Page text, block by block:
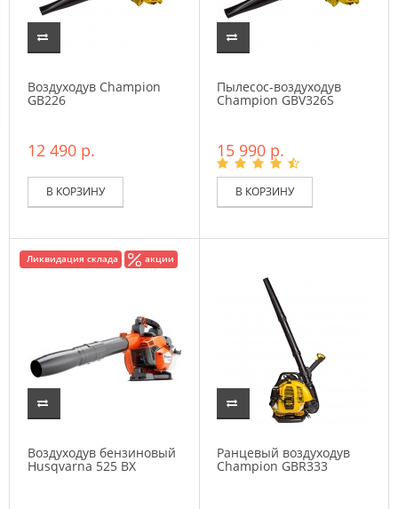
Воздуходув Champion
GB226
12 490 р.
В КОРЗИНУ
Пылесос-воздуходув
Champion GBV326S
15 990 р.
В КОРЗИНУ
Ликвидация склада акции
Воздуходув бензиновый
Husqvarna 525 BX
Ранцевый воздуходув
Champion GBR333